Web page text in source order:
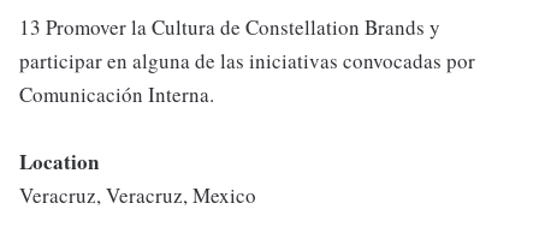
13 Promover la Cultura de Constellation Brands y
participar en alguna de las iniciativas convocadas por
Comunicación Interna.
Location
Veracruz, Veracruz, Mexico